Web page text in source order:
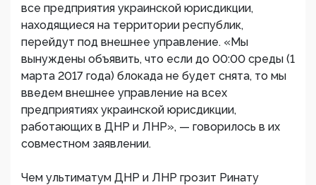
все предприятия украинской юрисдикции,
находящиеся на территории республик,
перейдут под внешнее управление. «Мы
вынуждены объявить, что если до 00:00 среды (1
марта 2017 года) блокада не будет снята, то мы
введем внешнее управление на всех
предприятиях украинской юрисдикции,
работающих в ДНР и ЛНР», — говорилось в их
совместном заявлении.
Чем ультиматум ДНР и ЛНР грозит Ринату